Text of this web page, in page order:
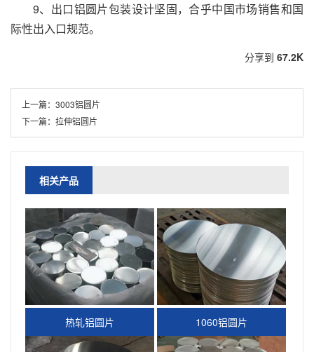
9、出口铝圆片包装设计坚固，合乎中国市场销售和国
际性出入口规范。
分享到 67.2K
上一篇： 3003铝圆片
下一篇： 拉伸铝圆片
相关产品
热轧铝圆片 1060铝圆片